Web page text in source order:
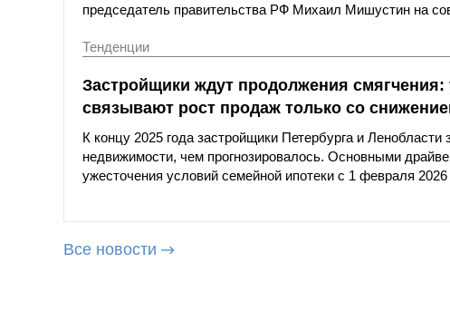
председатель правительства РФ Михаил Мишустин на
Тенденции
Застройщики ждут продолжения смягчения:
связывают рост продаж только со
К концу 2025 года застройщики Петербурга и
недвижимости, чем прогнозировалось. Основными
ужесточения условий семейной ипотеки с 1 февраля 2026
Все новости